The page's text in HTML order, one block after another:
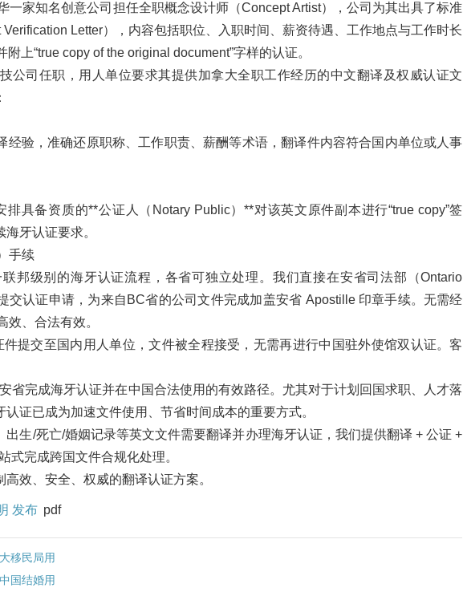
一家知名创意公司担任全职概念设计师（Concept Artist），公司为其出具了标准
Letter），内容包括职位、入职时间、薪资待遇、工作地点与工作时长
上“true copy of the original document”字样的认证。
公司任职，用人单位要求其提供加拿大全职工作经历的中文翻译及权威认证文
经验，准确还原职称、工作职责、薪酬等术语，翻译件内容符合国内单位或人事
具备资质的**公证人（Notary Public）**对该英文原件副本进行“true copy”签
牙认证要求。
手续
邦级别的海牙认证流程，各省可独立处理。我们直接在安省司法部（Ontario
交认证申请，为来自BC省的公司文件完成加盖安省 Apostille 印章手续。无需经
、合法有效。
提交至国内用人单位，文件被全程接受，无需再进行中国驻外使馆双认证。客
省完成海牙认证并在中国合法使用的有效路径。尤其对于计划回国求职、人才落
证已成为加速文件使用、节省时间成本的重要方式。
生/死亡/婚姻记录等英文文件需要翻译并办理海牙认证，我们提供翻译 + 公证 +
式完成跨国文件合规化处理。
效、安全、权威的翻译认证方案。
发布 pdf
移民局用
国结婚用